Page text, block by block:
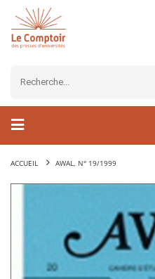
ACCUEIL AWAL, N° 19/1999